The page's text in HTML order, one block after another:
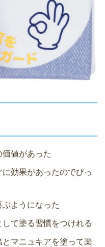
値があった
効果があったのでびっ
ようになった
て塗る習慣をつけれる
マニュキアを塗って楽